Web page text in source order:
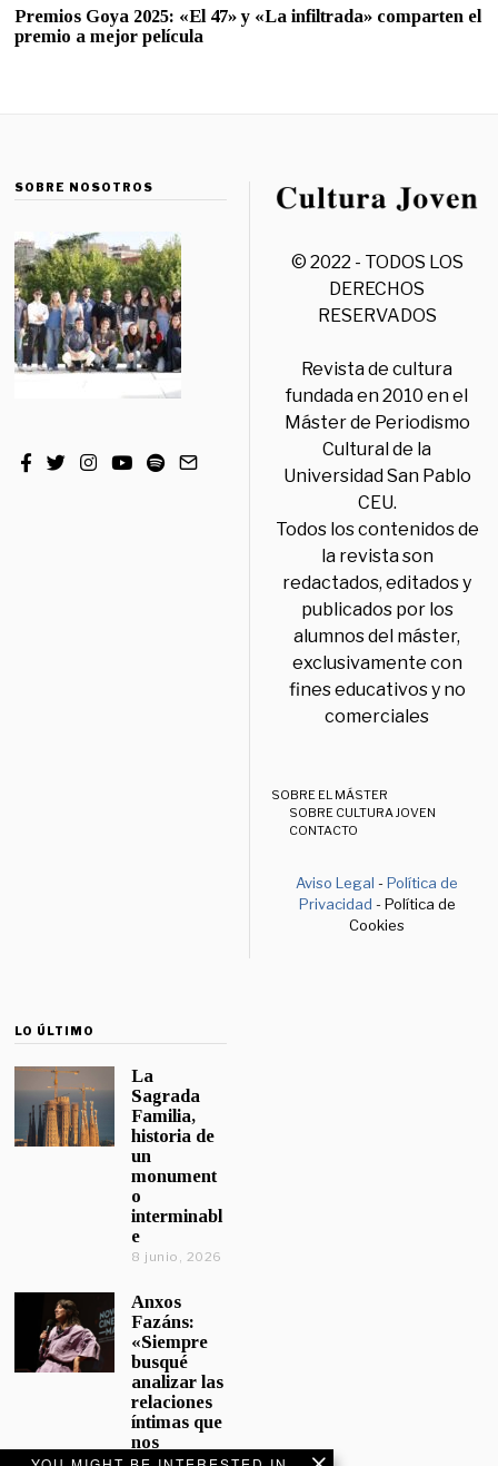
Premios Goya 2025: «El 47» y «La infiltrada» comparten el
premio a mejor película
SOBRE NOSOTROS
© 2022 - TODOS LOS
DERECHOS
RESERVADOS
Revista de cultura
fundada en 2010 en el
Máster de Periodismo
Cultural de la
Universidad San Pablo
CEU.
Todos los contenidos de
la revista son
redactados, editados y
publicados por los
alumnos del máster,
exclusivamente con
fines educativos y no
comerciales
SOBRE EL MÁSTER
SOBRE CULTURA JOVEN
CONTACTO
Aviso Legal -Política de
Privacidad - Política de
Cookies
LO ÚLTIMO
La
Sagrada
Familia,
historia de
un
monument
o
interminabl
e
8 junio, 2026
Anxos
Fazáns:
«Siempre
busqué
analizar las
relaciones
íntimas que
nos
afectan»